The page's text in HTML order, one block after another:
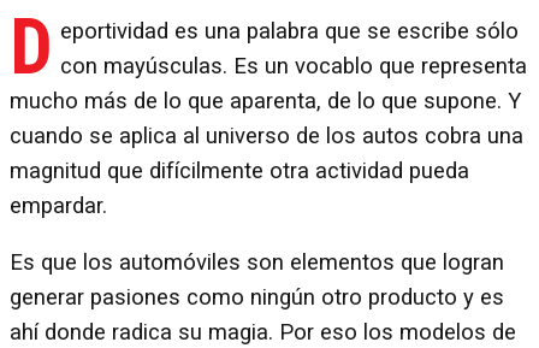
D eportividad es una palabra que se escribe sólo
con mayúsculas. Es un vocablo que representa
mucho más de lo que aparenta, de lo que supone. Y
cuando se aplica al universo de los autos cobra una
magnitud que difícilmente otra actividad pueda
empardar.
Es que los automóviles son elementos que logran
generar pasiones como ningún otro producto y es
ahí donde radica su magia. Por eso los modelos de